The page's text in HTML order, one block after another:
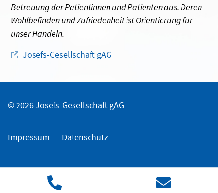
Betreuung der Patientinnen und Patienten aus. Deren
Wohlbefinden und Zufriedenheit ist Orientierung für
unser Handeln.
Josefs-Gesellschaft gAG
Impressum Datenschutz
© 2026 Josefs-Gesellschaft gAG